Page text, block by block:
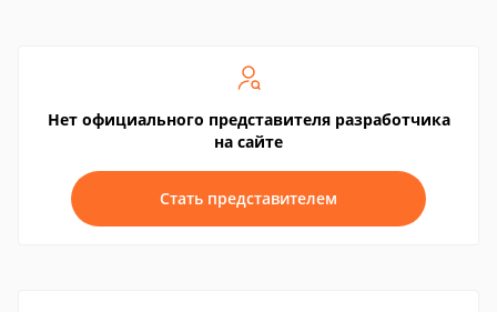
Нет официального представителя разработчика
на сайте
Стать представителем